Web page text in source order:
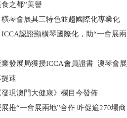
之都”美譽
琴會展具三特色並趨國際化專業化
認證顯橫琴國際化，助“一會展兩
發展局獲授ICCA會員證書 澳琴會展
速
現澳門大健康》欄目今發佈
推“一會展兩地”合作 昨促逾270場商